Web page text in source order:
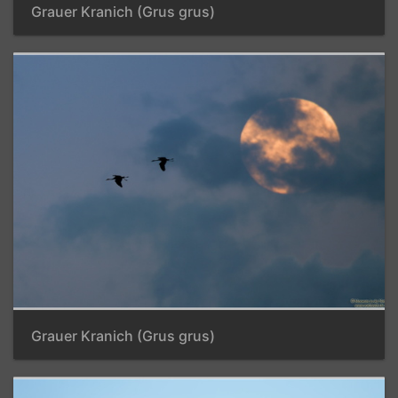
Grauer Kranich (Grus grus)
Grauer Kranich (Grus grus)